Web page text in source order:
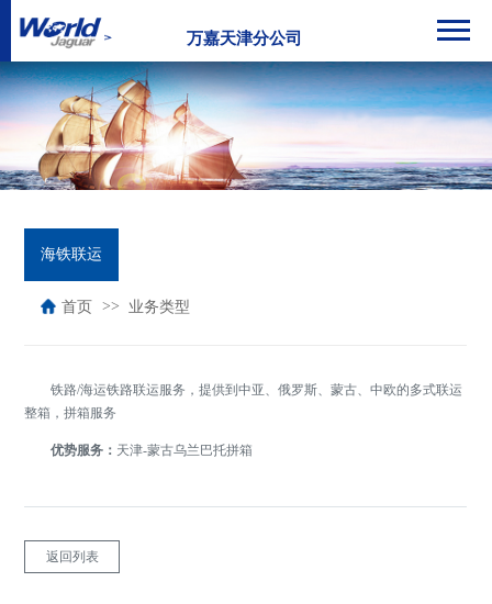
万嘉天津分公司
海铁联运
首页 业务类型
铁路/海运铁路联运服务，提供到中亚、俄罗斯、蒙古、中欧的多式联运
整箱，拼箱服务
优势服务： 天津-蒙古乌兰巴托拼箱
返回列表